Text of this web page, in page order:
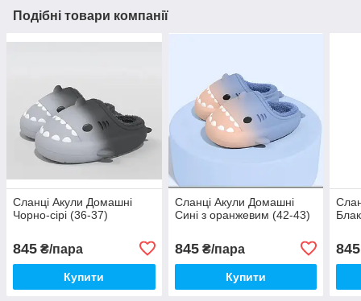
Подібні товари компанії
Сланці Акули Домашні
Чорно-сірі (36-37)
845 ₴/пара
Купити
Сланці Акули Домашні
Сині з оранжевим (42-43)
845₴/пара
Купити
845